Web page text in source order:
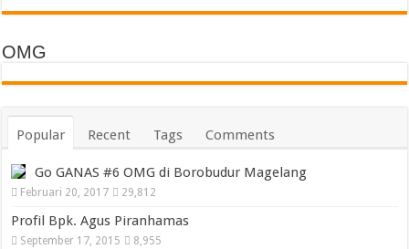
OMG
Popular Recent Tags Comments
Go GANAS #6 OMG di Borobudur Magelang
Februari 20, 2017 29,812
Profil Bpk. Agus Piranhamas
September 17, 2015 8,955